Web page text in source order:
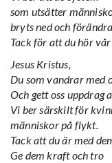
som utsätter
bryts ned och
Tack för att du hör
Jesus Kristus,
Du som vandrar med
Och gett oss uppdrag
Vi ber särskilt för
människor på flykt.
Tack att du är med
Ge dem kraft och tro